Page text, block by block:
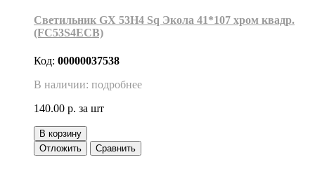
Светильник GX 53H4 Sq Экола 41*107 хром квадр.
(FC53S4ECB)
Код: 00000037538
В наличии: подробнее
140.00 р. за шт
В корзину
Отложить
Сравнить